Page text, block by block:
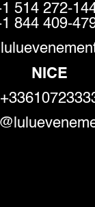
514 272-
844 409-
NICE